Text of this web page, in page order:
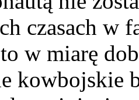
czasach w
w miarę
kowbojskie